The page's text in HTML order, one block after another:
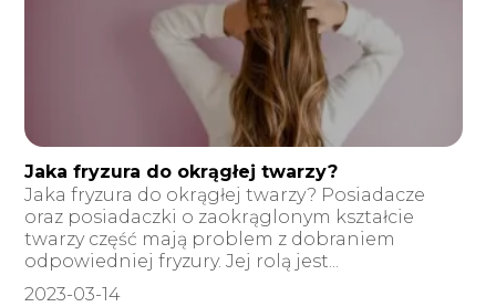
Jaka fryzura do okrągłej twarzy?
Jaka fryzura do okrągłej twarzy? Posiadacze
oraz posiadaczki o zaokrąglonym kształcie
twarzy część mają problem z dobraniem
odpowiedniej fryzury. Jej rolą jest...
2023-03-14